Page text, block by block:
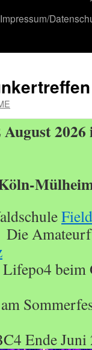
Impressum/
2026
beim
Ende Juni